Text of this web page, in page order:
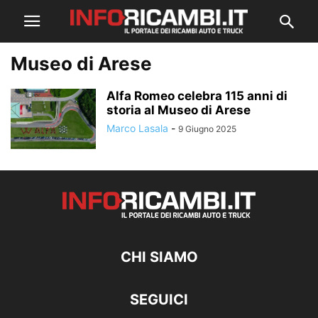
Museo di Arese
Alfa Romeo celebra 115 anni di
storia al Museo di Arese
Marco Lasala - 9 Giugno 2025
CHI SIAMO
SEGUICI